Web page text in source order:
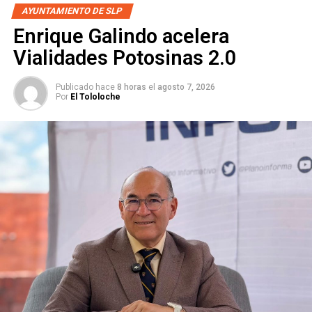
olvidó
que sus gobiernos en el municipio de la capital, desde
Jorge Lozano Armengol
, fueron los que iniciaron el
endeudamiento, llevaron al desfalco delINTERAPAS
privatizaron servicios públicos, dejando muy
comprometido el futuro de la ciudad”, resaltó.
La senadora hizo así un llamado a laFiscalía del Estado
para no tolerar presiones con fines eminentemente
políticos, como los que viene haciendo elPAN.
Comentó que el fiscal está obligadoa actuar con
AYUNTAMIENTO DE SLP
Enrique Galindo acelera
Vialidades Potosinas 2.0
Publicado hace 8 horas el agosto 7, 2026
Por El Tololoche